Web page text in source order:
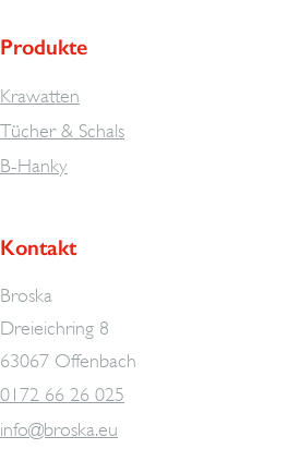
Produkte
Krawatten
Tücher & Schals
B-Hanky
Kontakt
Broska
Dreieichring 8
63067 Offenbach
0172 66 26 025
info@broska.eu